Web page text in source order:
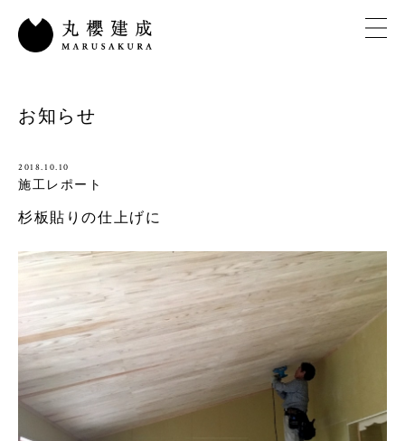
お知らせ
2018.10.10
施工レポート
杉板貼りの仕上げに